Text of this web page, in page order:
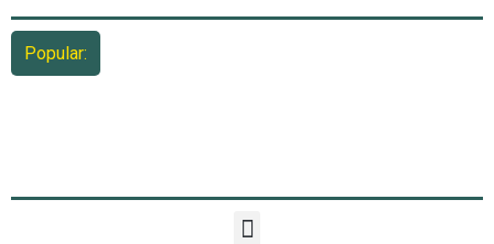
Popular: